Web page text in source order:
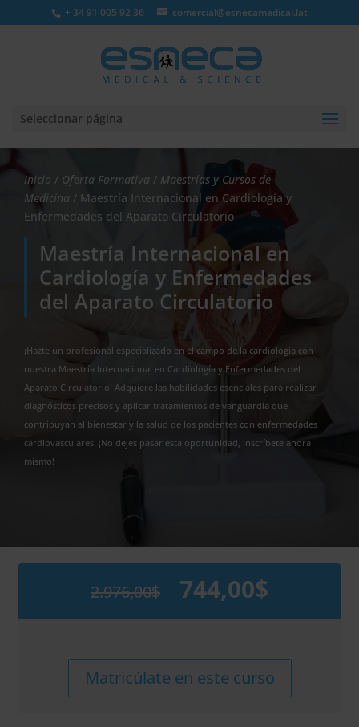
+ 34 91 005 92 36 comercial@esnecamedical.lat
Seleccionar página
Inicio / Oferta Formativa / Maestrías y Cursos de
Medicina / Maestría Internacional en Cardiología y
Enfermedades del Aparato Circulatorio
Maestría Internacional en
Cardiología y Enfermedades
del Aparato Circulatorio
¡Hazte un profesional especializado en el campo de la cardiología con
nuestra Maestría Internacional en Cardiología y Enfermedades del
Aparato Circulatorio! Adquiere las habilidades esenciales para realizar
diagnósticos precisos y aplicar tratamientos de vanguardia que
contribuyan al bienestar y la salud de los pacientes con enfermedades
cardiovasculares. ¡No dejes pasar esta oportunidad, inscríbete ahora
mismo!
2.976,00$
2.976,00$.
744,00$
744,00$.
Internacional
Matricúlate en este curso